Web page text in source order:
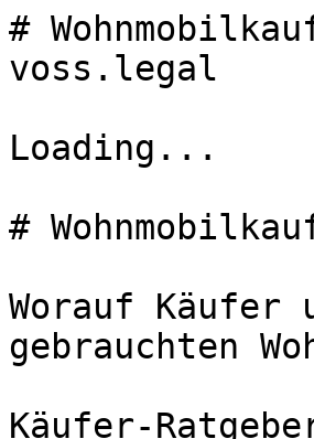
#
voss.legal
Loading...
#
Worauf Käufer
gebrauchten
Käufer-